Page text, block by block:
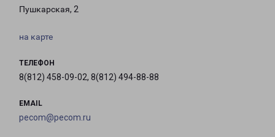
Пушкарская, 2
на карте
ТЕЛЕФОН
8(812) 458-09-02, 8(812) 494-88-88
EMAIL
pecom@pecom.ru